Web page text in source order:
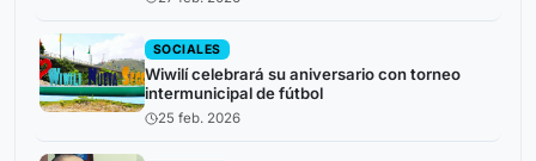
SOCIALES
Wiwilí celebrará su aniversario con torneo
intermunicipal de fútbol
25 feb. 2026